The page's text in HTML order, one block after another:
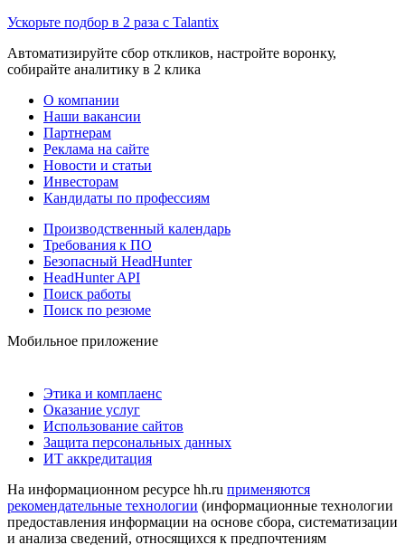
Ускорьте подбор в 2 раза с Talantix
Автоматизируйте сбор откликов, настройте воронку,
собирайте аналитику в 2 клика
О компании
Наши вакансии
Партнерам
Реклама на сайте
Новости и статьи
Инвесторам
Кандидаты по профессиям
Производственный календарь
Требования к ПО
Безопасный HeadHunter
HeadHunter API
Поиск работы
Поиск по резюме
Мобильное приложение
Этика и комплаенс
Оказание услуг
Использование сайтов
Защита персональных данных
ИТ аккредитация
На информационном ресурсе hh.ru применяются
рекомендательные технологии (информационные технологии
предоставления информации на основе сбора, систематизации
и анализа сведений, относящихся к предпочтениям